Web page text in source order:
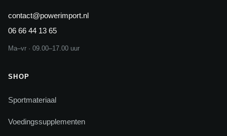
contact@powerimport.nl
06 66 44 13 65
Ma–vr · 09.00–17.00 uur
SHOP
Sportmateriaal
Voedingssupplementen